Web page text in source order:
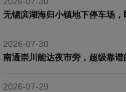
无锡滨湖海归小镇地下停车场
2026-07-30
南通崇川能达夜市旁，超级靠谱
2026-07-29